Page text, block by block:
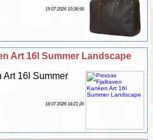
19 07 2026 10:36:58
Art 16l Summer Landscape
Art 16l Summer
18 07 2026 18:21:26